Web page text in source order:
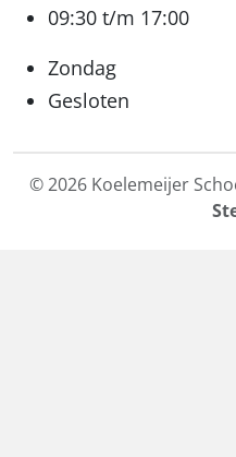
09:30 t/m 17:00
Zondag
Gesloten
© 2026 Koelemeijer